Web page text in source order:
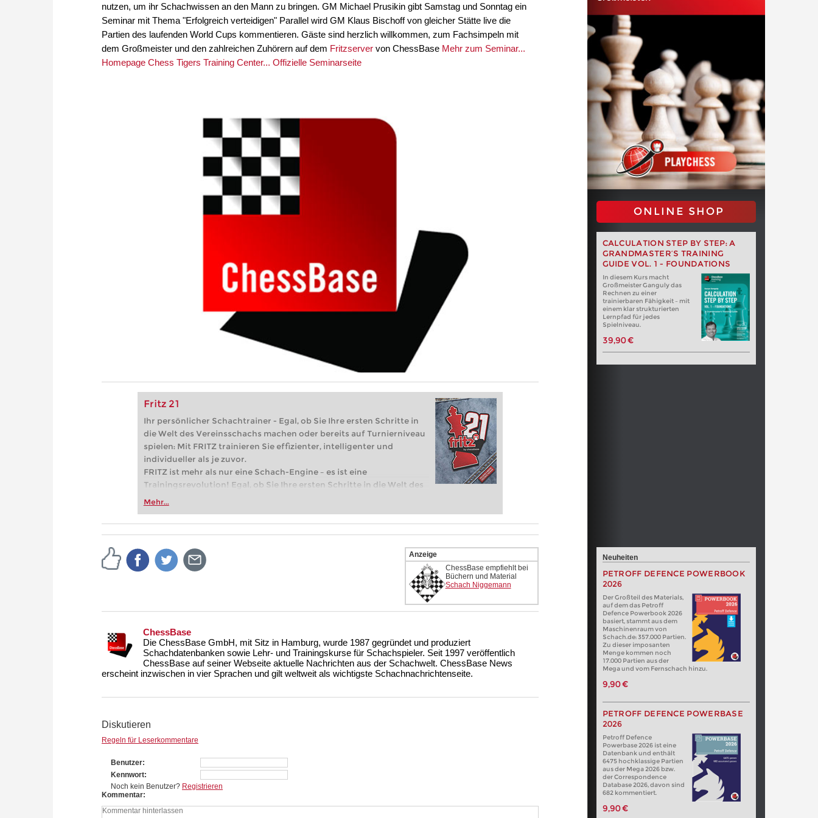
nutzen, um ihr Schachwissen an den Mann zu bringen. GM Michael Prusikin gibt Samstag und Sonntag ein
Seminar mit Thema "Erfolgreich verteidigen" Parallel wird GM Klaus Bischoff von gleicher Stätte live die
Partien des laufenden World Cups kommentieren. Gäste sind herzlich willkommen, zum Fachsimpeln mit
dem Großmeister und den zahlreichen Zuhörern auf dem Fritzserver von ChessBase Mehr zum Seminar...
Homepage Chess Tigers Training Center... Offizielle Seminarseite
Fritz 21
Ihr persönlicher Schachtrainer - Egal, ob Sie Ihre ersten Schritte in
die Welt des Vereinsschachs machen oder bereits auf Turnierniveau
spielen: Mit FRITZ trainieren Sie effizienter, intelligenter und
individueller als je zuvor.
FRITZ ist mehr als nur eine Schach-Engine – es ist eine
Trainingsrevolution! Egal, ob Sie Ihre ersten Schritte in die Welt des
Vereinsschachs machen oder bereits auf Turnierniveau spielen: Mit
zuvor.
Mehr...
ONLINE SHOP
CALCULATION STEP BY STEP: A
GRANDMASTER’S TRAINING
GUIDE VOL. 1 - FOUNDATIONS
In diesem Kurs macht
Großmeister Ganguly das
Rechnen zu einer
trainierbaren Fähigkeit – mit
einem klar strukturierten
Lernpfad für jedes
Spielniveau.
39,90 €
Anzeige
ChessBase empfiehlt bei
Büchern und Material
Schach Niggemann
ChessBase
Die ChessBase GmbH, mit Sitz in Hamburg, wurde 1987 gegründet und produziert
Schachdatenbanken sowie Lehr- und Trainingskurse für Schachspieler. Seit 1997 veröffentlich
ChessBase auf seiner Webseite aktuelle Nachrichten aus der Schachwelt. ChessBase News
erscheint inzwischen in vier Sprachen und gilt weltweit als wichtigste Schachnachrichtenseite.
Diskutieren
Regeln für Leserkommentare
Benutzer
Kennwort
Noch kein Benutzer? Registrieren
Kommentar
Neuheiten
PETROFF DEFENCE POWERBOOK
2026
Der Großteil des Materials,
auf dem das Petroff
Defence Powerbook 2026
basiert, stammt aus dem
Maschinenraum von
Schach.de: 357.000 Partien.
Zu dieser imposanten
Menge kommen noch
17.000 Partien aus der
Mega und vom Fernschach hinzu.
9,90 €
PETROFF DEFENCE POWERBASE
2026
Petroff Defence
Powerbase 2026 ist eine
Datenbank und enthält
6475 hochklassige Partien
aus der Mega 2026 bzw.
der Correspondence
Database 2026, davon sind
682 kommentiert.
9,90 €